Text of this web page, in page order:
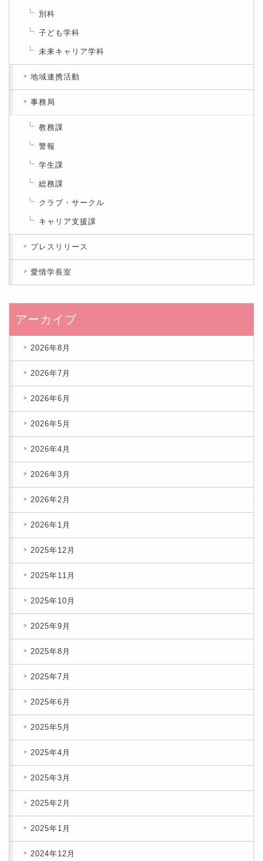
別科
子ども学科
未来キャリア学科
地域連携活動
事務局
教務課
警報
学生課
総務課
クラブ・サークル
キャリア支援課
プレスリリース
愛情学長室
アーカイブ
2026年8月
2026年7月
2026年6月
2026年5月
2026年4月
2026年3月
2026年2月
2026年1月
2025年12月
2025年11月
2025年10月
2025年9月
2025年8月
2025年7月
2025年6月
2025年5月
2025年4月
2025年3月
2025年2月
2025年1月
2024年12月